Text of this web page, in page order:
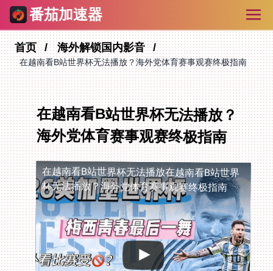
番茄加速器
首页 海外解锁国内影音
在越南看B站世界杯无法播放？海外党体育赛事观赛终极指南
在越南看B站世界杯无法播放？
海外党体育赛事观赛终极指南
在越南看B站世界杯无法播放在越南看B站世界
杯无法播放？海外党体育赛事观赛终极指南